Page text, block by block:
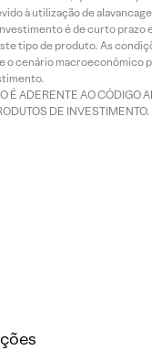
à utilização de
é de curto prazo
tipo de produto. As
o cenário macroeconômico
É ADERENTE AO CÓDIGO
DE INVESTIMENTO.